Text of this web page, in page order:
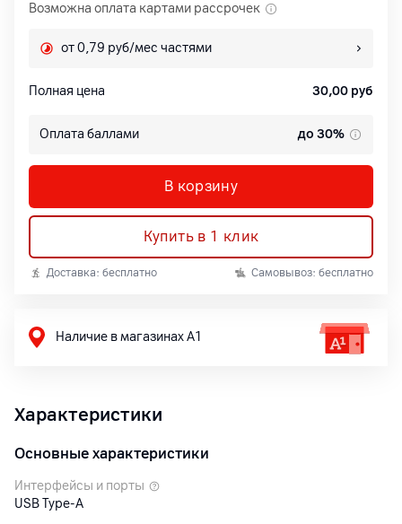
Возможна оплата картами рассрочек
от 0,79 руб/мес частями
Полная цена 30,00 руб
Оплата баллами до 30%
В корзину
Купить в 1 клик
Доставка: бесплатно Самовывоз: бесплатно
Наличие в магазинах А1
Характеристики
Основные характеристики
Интерфейсы и порты
USB Type-A